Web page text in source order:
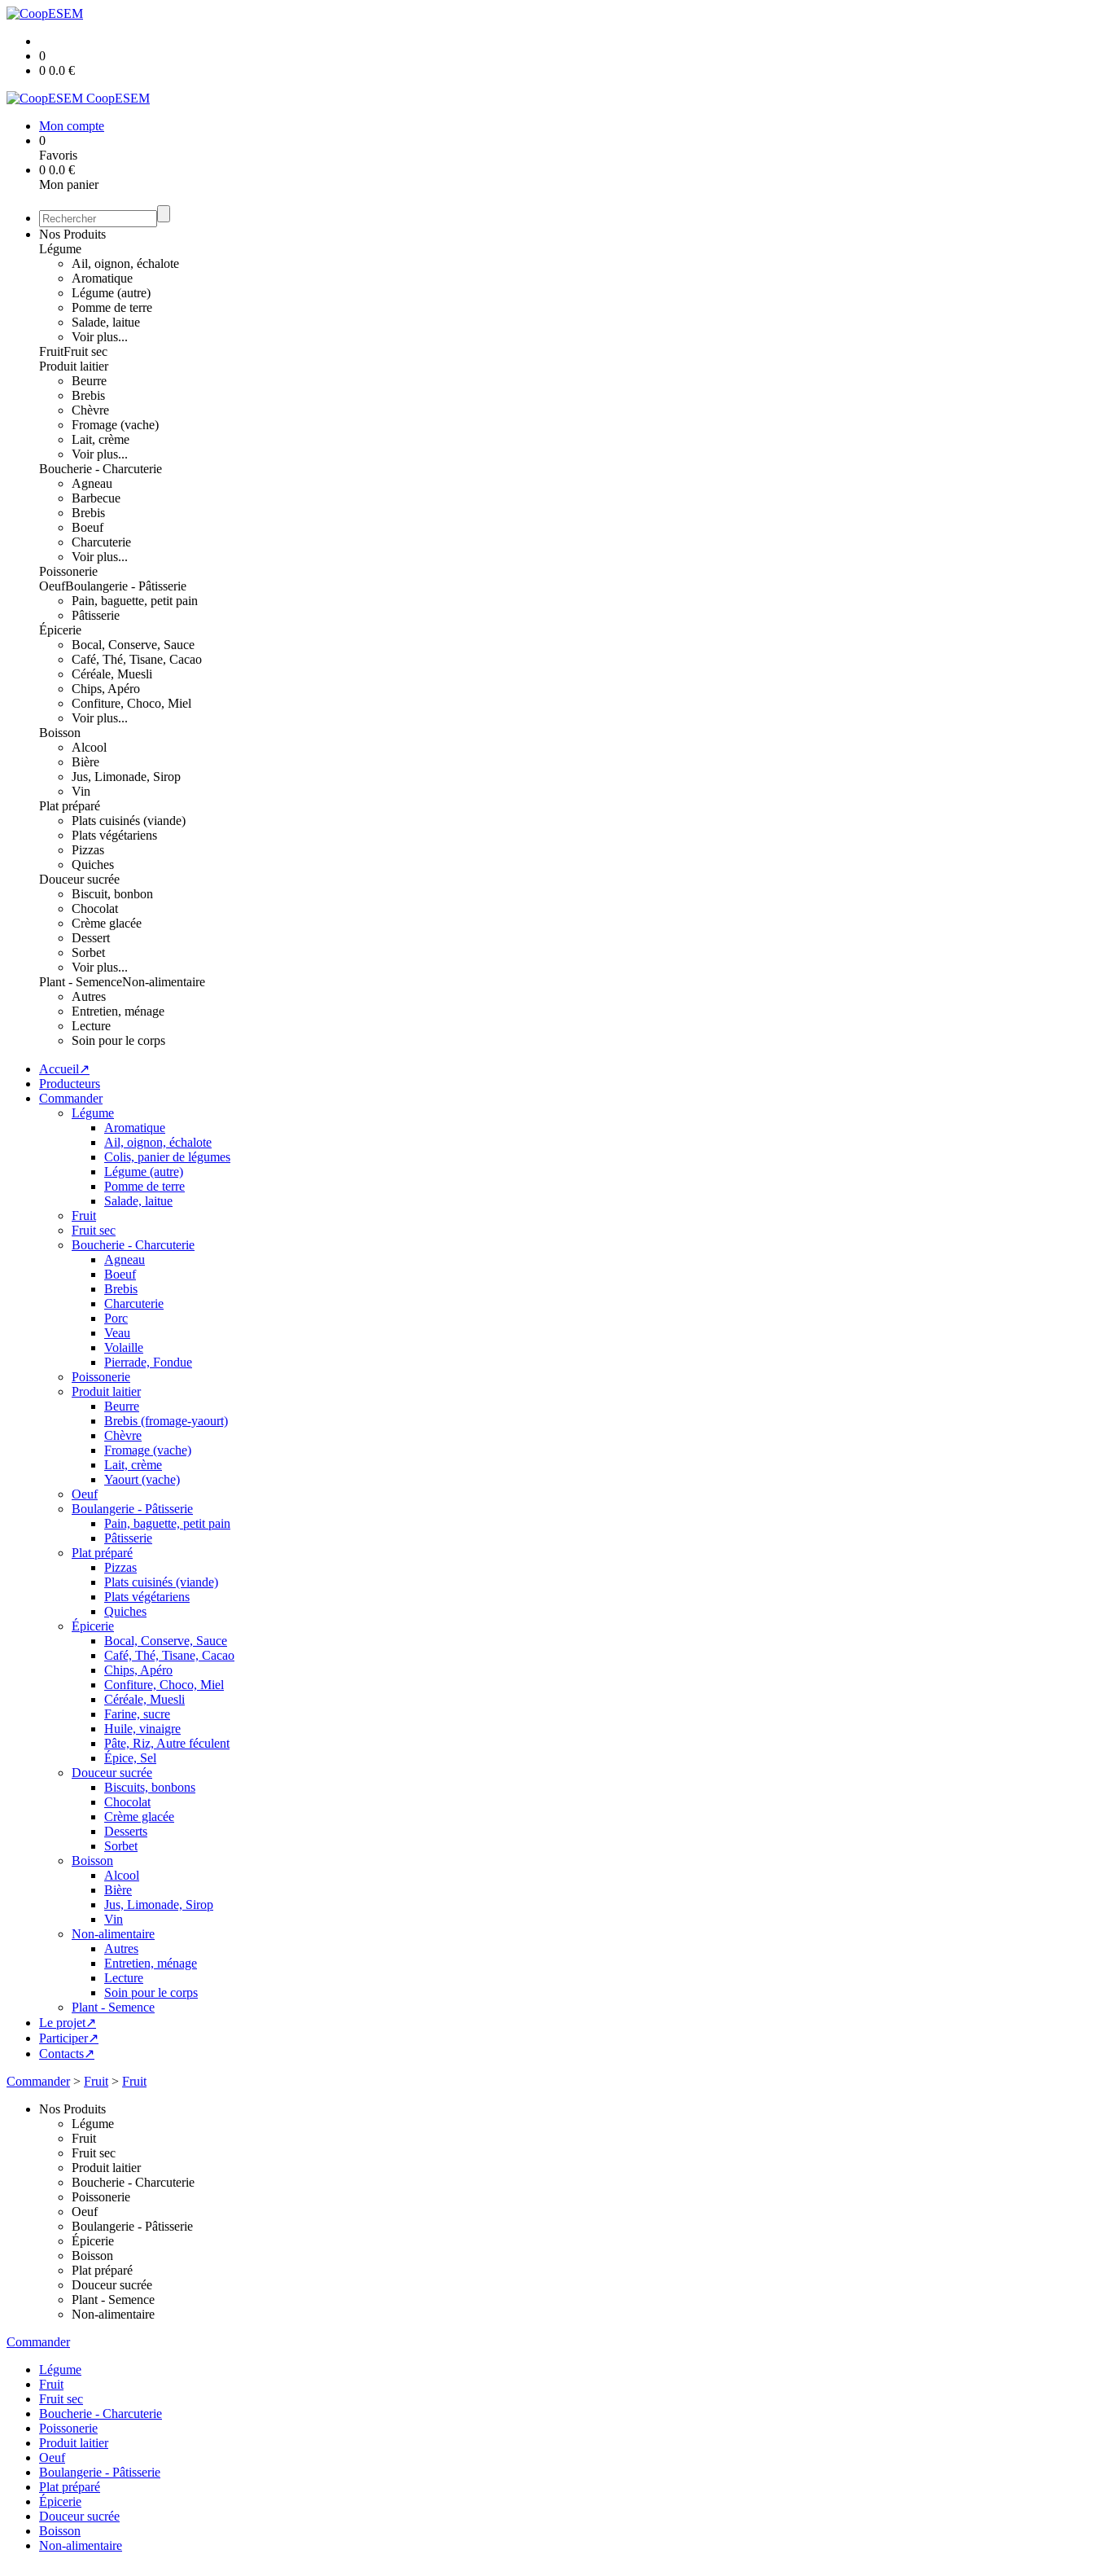
0
0 0.0 €
CoopESEM
Mon compte
0
Favoris
0 0.0 €
Mon panier
Nos Produits
Légume
Ail, oignon, échalote
Aromatique
Légume (autre)
Pomme de terre
Salade, laitue
Voir plus...
FruitFruit sec
Produit laitier
Beurre
Brebis
Chèvre
Fromage (vache)
Lait, crème
Voir plus...
Boucherie - Charcuterie
Agneau
Barbecue
Brebis
Boeuf
Charcuterie
Voir plus...
Poissonerie
OeufBoulangerie - Pâtisserie
Pain, baguette, petit pain
Pâtisserie
Épicerie
Bocal, Conserve, Sauce
Café, Thé, Tisane, Cacao
Céréale, Muesli
Chips, Apéro
Confiture, Choco, Miel
Voir plus...
Boisson
Alcool
Bière
Jus, Limonade, Sirop
Vin
Plat préparé
Plats cuisinés (viande)
Plats végétariens
Pizzas
Quiches
Douceur sucrée
Biscuit, bonbon
Chocolat
Crème glacée
Dessert
Sorbet
Voir plus...
Plant - SemenceNon-alimentaire
Autres
Entretien, ménage
Lecture
Soin pour le corps
Accueil↗
Producteurs
Commander
Légume
Aromatique
Ail, oignon, échalote
Colis, panier de légumes
Légume (autre)
Pomme de terre
Salade, laitue
Fruit
Fruit sec
Boucherie - Charcuterie
Agneau
Boeuf
Brebis
Charcuterie
Porc
Veau
Volaille
Pierrade, Fondue
Poissonerie
Produit laitier
Beurre
Brebis (fromage-yaourt)
Chèvre
Fromage (vache)
Lait, crème
Yaourt (vache)
Oeuf
Boulangerie - Pâtisserie
Pain, baguette, petit pain
Pâtisserie
Plat préparé
Pizzas
Plats cuisinés (viande)
Plats végétariens
Quiches
Épicerie
Bocal, Conserve, Sauce
Café, Thé, Tisane, Cacao
Chips, Apéro
Confiture, Choco, Miel
Céréale, Muesli
Farine, sucre
Huile, vinaigre
Pâte, Riz, Autre féculent
Épice, Sel
Douceur sucrée
Biscuits, bonbons
Chocolat
Crème glacée
Desserts
Sorbet
Boisson
Alcool
Bière
Jus, Limonade, Sirop
Vin
Non-alimentaire
Autres
Entretien, ménage
Lecture
Soin pour le corps
Plant - Semence
Le projet↗
Participer↗
Contacts↗
Commander> Fruit > Fruit
Nos Produits
Légume
Fruit
Fruit sec
Produit laitier
Boucherie - Charcuterie
Poissonerie
Oeuf
Boulangerie - Pâtisserie
Épicerie
Boisson
Plat préparé
Douceur sucrée
Plant - Semence
Non-alimentaire
Commander
Légume
Fruit
Fruit sec
Boucherie - Charcuterie
Poissonerie
Produit laitier
Oeuf
Boulangerie - Pâtisserie
Plat préparé
Épicerie
Douceur sucrée
Boisson
Non-alimentaire